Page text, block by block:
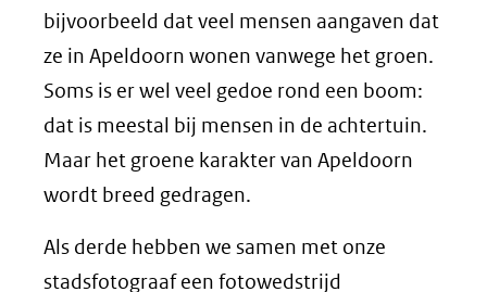
bijvoorbeeld dat veel mensen aangaven dat
ze in Apeldoorn wonen vanwege het groen.
Soms is er wel veel gedoe rond een boom:
dat is meestal bij mensen in de achtertuin.
Maar het groene karakter van Apeldoorn
wordt breed gedragen.
Als derde hebben we samen met onze
stadsfotograaf een fotowedstrijd